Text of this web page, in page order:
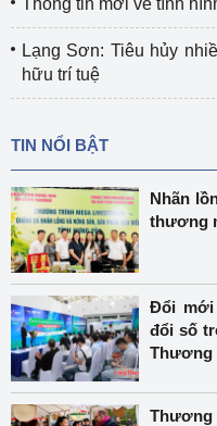
Thông tin mới về tình
Lạng Sơn: Tiêu hủy
hữu trí tuệ
TIN NỔI BẬT
Nhãn
thương
Đổi mới
đổi số
Thương
Thương